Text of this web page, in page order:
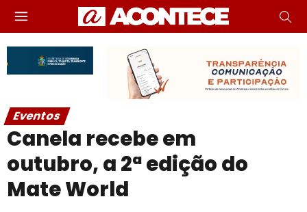
Eventos
Canela recebe em
outubro, a 2ª edição do
Mate World